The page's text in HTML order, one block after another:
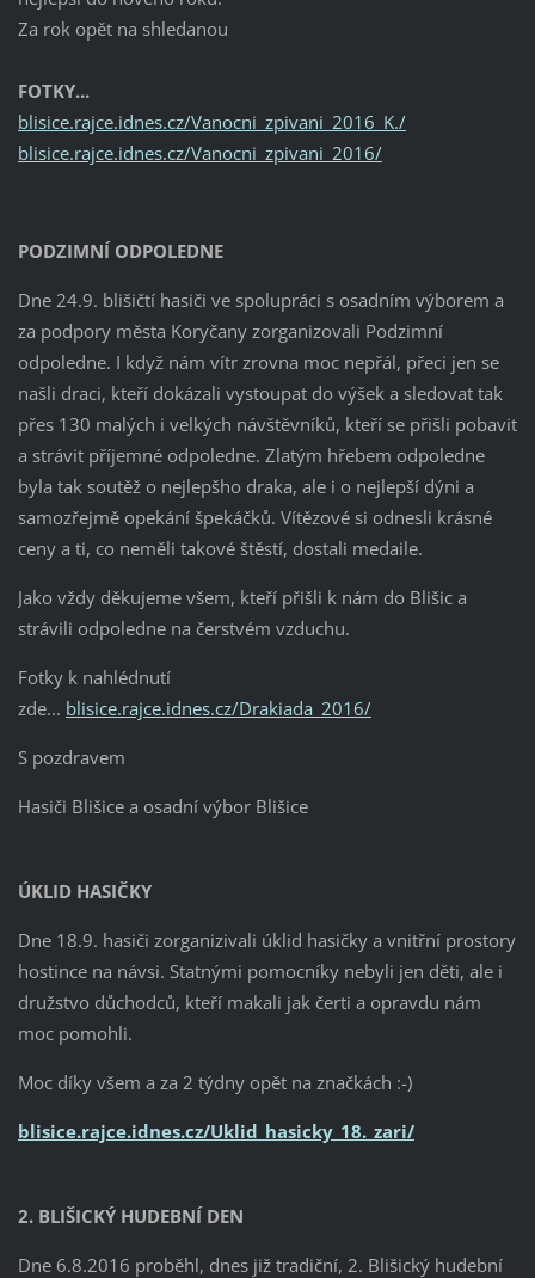
Za rok opět na shledanou
FOTKY...
blisice.rajce.idnes.cz/Vanocni_zpivani_2016_K./
blisice.rajce.idnes.cz/Vanocni_zpivani_2016/
PODZIMNÍ ODPOLEDNE
Dne 24.9. blišičtí hasiči ve spolupráci s osadním výborem a
za podpory města Koryčany zorganizovali Podzimní
odpoledne. I když nám vítr zrovna moc nepřál, přeci jen se
našli draci, kteří dokázali vystoupat do výšek a sledovat tak
přes 130 malých i velkých návštěvníků, kteří se přišli pobavit
a strávit příjemné odpoledne. Zlatým hřebem odpoledne
byla tak soutěž o nejlepšho draka, ale i o nejlepší dýni a
samozřejmě opekání špekáčků. Vítězové si odnesli krásné
ceny a ti, co neměli takové štěstí, dostali medaile.
Jako vždy děkujeme všem, kteří přišli k nám do Blišic a
strávili odpoledne na čerstvém vzduchu.
Fotky k nahlédnutí
zde... blisice.rajce.idnes.cz/Drakiada_2016/
S pozdravem
Hasiči Blišice a osadní výbor Blišice
ÚKLID HASIČKY
Dne 18.9. hasiči zorganizivali úklid hasičky a vnitřní prostory
hostince na návsi. Statnými pomocníky nebyli jen děti, ale i
družstvo důchodců, kteří makali jak čerti a opravdu nám
moc pomohli.
Moc díky všem a za 2 týdny opět na značkách :-)
blisice.rajce.idnes.cz/Uklid_hasicky_18._zari/
2. BLIŠICKÝ HUDEBNÍ DEN
Dne 6.8.2016 proběhl, dnes již tradiční, 2. Blišický hudební